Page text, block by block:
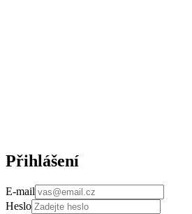
Přihlášení
E-mail
Heslo